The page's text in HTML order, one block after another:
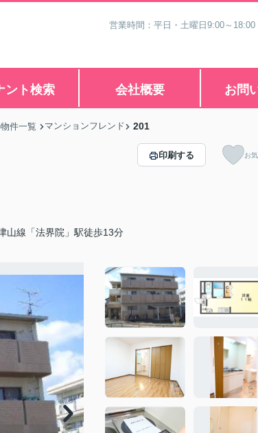
営業時間：平日・土曜日9:00～
ント検索 会社概要 お問
件一覧 マンションフレンド 201
山線「法界院」駅徒歩13分
印刷する お